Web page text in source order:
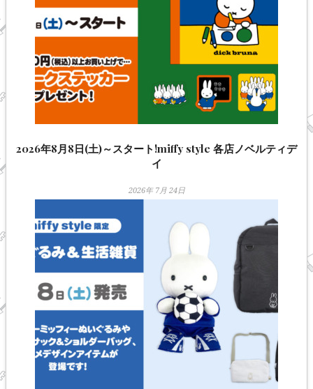
2026年8月8日(土)～スタート!miffy style 各店ノベルティデ
イ
2026年 7月 24日